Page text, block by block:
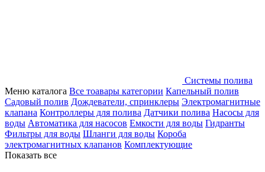
Системы полива
Меню каталога Все тоавары категории Капельный полив
Садовый полив Дождеватели, спринклеры Электромагнитные
клапана Контроллеры для полива Датчики полива Насосы для
воды Автоматика для насосов Емкости для воды Гидранты
Фильтры для воды Шланги для воды Короба
электромагнитных клапанов Комплектующие
Показать все